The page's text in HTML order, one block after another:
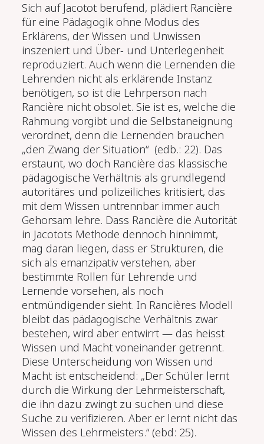
Sich auf Jacotot berufend, plädiert Rancière
für eine Pädagogik ohne Modus des
Erklärens, der Wissen und Unwissen
inszeniert und Über- und Unterlegenheit
reproduziert. Auch wenn die Lernenden die
Lehrenden nicht als erklärende Instanz
benötigen, so ist die Lehrperson nach
Rancière nicht obsolet. Sie ist es, welche die
Rahmung vorgibt und die Selbstaneignung
verordnet, denn die Lernenden brauchen
„den Zwang der Situation“ (edb.: 22). Das
erstaunt, wo doch Rancière das klassische
pädagogische Verhältnis als grundlegend
autoritäres und polizeiliches kritisiert, das
mit dem Wissen untrennbar immer auch
Gehorsam lehre. Dass Rancière die Autorität
in Jacotots Methode dennoch hinnimmt,
mag daran liegen, dass er Strukturen, die
sich als emanzipativ verstehen, aber
bestimmte Rollen für Lehrende und
Lernende vorsehen, als noch
entmündigender sieht. In Rancières Modell
bleibt das pädagogische Verhältnis zwar
bestehen, wird aber entwirrt — das heisst
Wissen und Macht voneinander getrennt.
Diese Unterscheidung von Wissen und
Macht ist entscheidend: „Der Schüler lernt
durch die Wirkung der Lehrmeisterschaft,
die ihn dazu zwingt zu suchen und diese
Suche zu verifizieren. Aber er lernt nicht das
Wissen des Lehrmeisters.“ (ebd: 25).